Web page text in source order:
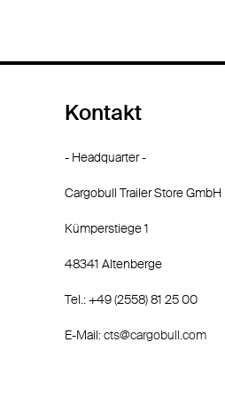
Kontakt
- Headquarter -
Cargobull Trailer Store GmbH
Kümperstiege 1
48341 Altenberge
Tel.: +49 (2558) 81 25 00
E-Mail:cts@cargobull.com